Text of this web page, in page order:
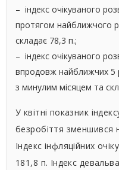
– індекс очікуваного
протягом найближчого
складає 78,3 п.;
– індекс очікуваного
впродовж найближчих 5
з минулим місяцем та
У квітні показник
безробіття зменшився
Індекс інфляційних
181,8 п. Індекс